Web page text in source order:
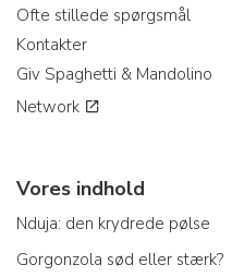
Ofte stillede spørgsmål
Kontakter
Giv Spaghetti & Mandolino
Network
Vores indhold
Nduja: den krydrede pølse
Gorgonzola sød eller stærk?